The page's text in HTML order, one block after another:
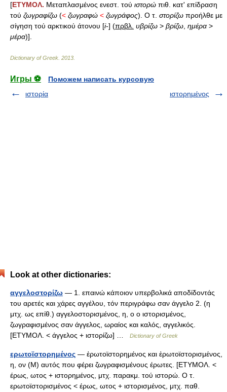
[ΕΤΥΜΟΛ. Μεταπλασμένος ενεστ. τού ιστορώ πιθ. κατ' επίδραση
τού ζωγραφίζω (< ζωγραφώ < ζωγράφος). Ο τ. στορίζω προήλθε με
σίγηση τού αρκτικού άτονου [i-] (πρβλ. υβρίζω > βρίζω ημέρα >
μέρα)].
Dictionary of Greek 2013
Игры ⚽
Поможем написать курсовую
ιστορία
ιστορημένος
Look at other dictionaries:
αγγελοστορίζω — 1. επαινώ κάποιον υπερβολικά αποδίδοντάς
του αρετές και χάρες αγγέλου, τόν περιγράφω σαν άγγελο 2. (η
μτχ. ως επίθ.) αγγελοστορισμένος, η, ο ο ιστορισμένος,
ζωγραφισμένος σαν άγγελος, ωραίος και καλός, αγγελικός.
[ΕΤΥΜΟΛ. < άγγελος + ιστορίζω] …
Dictionary of Greek
ερωτοϊστορημένος — ἐρωτοϊστορημένος και ἐρωτοϊστορισμένος,
η, ον (Μ) αυτός που φέρει ζωγραφισμένους έρωτες. [ΕΤΥΜΟΛ. <
έρως, ωτος + ιστορημένος, μτχ. παρακμ. τού ιστορώ. Ο τ.
ερωτοϊστορισμένος < έρως, ωτος + ιστορισμένος, μτχ. παθ.